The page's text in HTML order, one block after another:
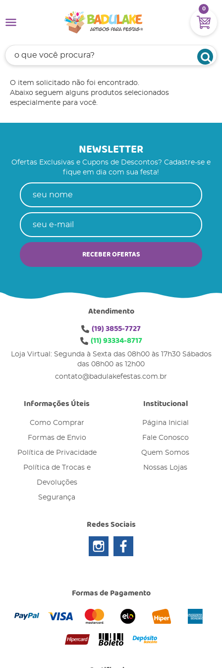
0
O item solicitado não foi encontrado.
Abaixo seguem alguns produtos selecionados
especialmente para você.
NEWSLETTER
Ofertas Exclusivas e Cupons de Descontos? Cadastre-se e
fique em dia com sua festa!
RECEBER OFERTAS
Atendimento
(19)3855-7727
(11)93334-8717
Loja Virtual: Segunda à Sexta das 08h00 às 17h30 Sábados
das 08h00 as 12h00
contato@badulakefestas.com.br
Informações Úteis
Como Comprar
Formas de Envio
Política de Privacidade
Política de Trocas e
Devoluções
Segurança
Institucional
Página Inicial
Fale Conosco
Quem Somos
Nossas Lojas
Redes Sociais
Formas de Pagamento